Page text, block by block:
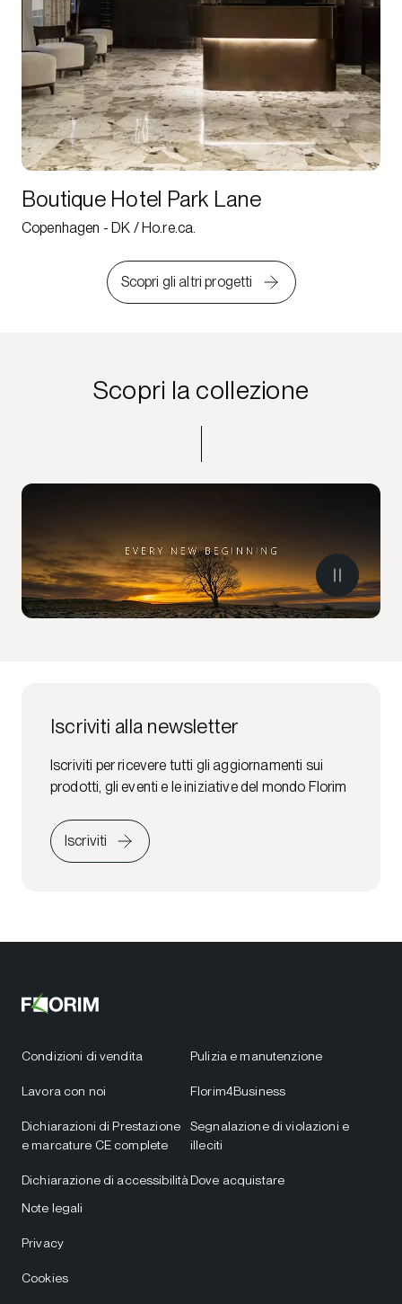
Boutique Hotel Park Lane
Copenhagen - DK / Ho.re.ca.
Scopri gli altri progetti
Scopri la collezione
Iscriviti alla newsletter
Iscriviti per ricevere tutti gli aggiornamenti sui
prodotti, gli eventi e le iniziative del mondo Florim
Iscriviti
Condizioni di vendita
Lavora con noi
Dichiarazioni di Prestazione
e marcature CE complete
Dichiarazione di accessibilità
Pulizia e manutenzione
Florim4Business
Segnalazione di violazioni e
illeciti
Dove acquistare
Note legali
Privacy
Cookies